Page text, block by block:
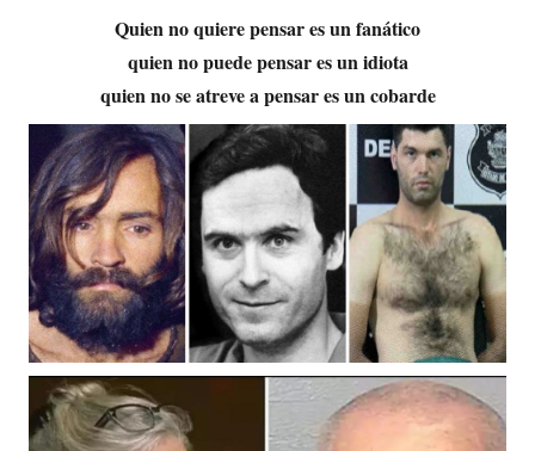
Quien no quiere pensar es un fanático
quien no puede pensar es un idiota
quien no se atreve a pensar es un cobarde